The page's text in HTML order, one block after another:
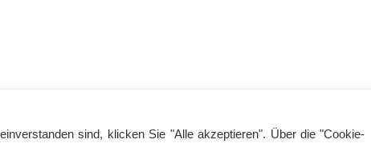
sind, klicken Sie "Alle akzeptieren". Über die "Cookie-